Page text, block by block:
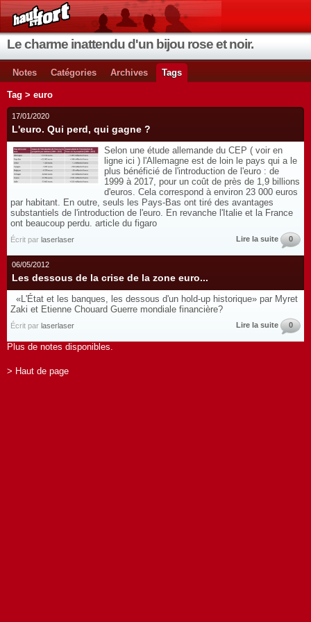
Le charme inattendu d'un bijou rose et noir.
Notes Catégories Archives Tags
Tag > euro
17/01/2020
L'euro. Qui perd, qui gagne ?
Selon une étude allemande du CEP ( voir en
ligne ici ) l'Allemagne est de loin le pays qui a le
plus bénéficié de l'introduction de l'euro : de
1999 à 2017, pour un coût de près de 1,9 billions
d'euros. Cela correspond à environ 23 000 euros
par habitant. En outre, seuls les Pays-Bas ont tiré des avantages
substantiels de l'introduction de l'euro. En revanche l'Italie et la France
ont beaucoup perdu. article du figaro
Écrit par laserlaser Lire la suite 0
06/05/2012
Les dessous de la crise de la zone euro...
«L'État et les banques, les dessous d'un hold-up historique» par Myret
Zaki et Etienne Chouard Guerre mondiale financière?
Écrit par laserlaser Lire la suite 0
Plus de notes disponibles.
> Haut de page